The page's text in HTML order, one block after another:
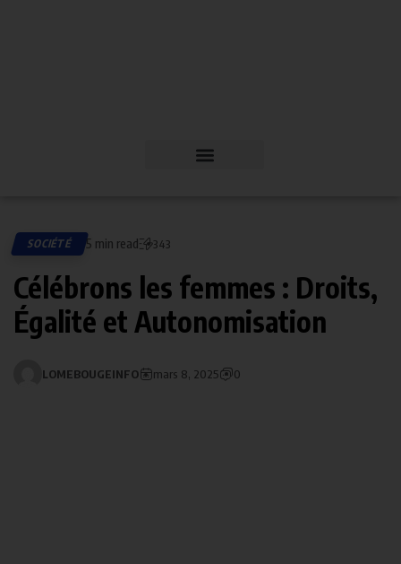
SOCIÉTÉ 5 min read 343
Célébrons les femmes : Droits,
Égalité et Autonomisation
LOMEBOUGEINFO mars 8, 2025 0